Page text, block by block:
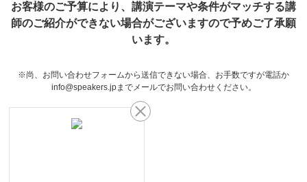
お客様のご予算により、講演テーマや条件がマッチする講
師のご紹介ができない場合がございますので予めご了承願
います。
※尚、お問い合わせフォームから送信できない場合、お手数ですが電話か
info@speakers.jpまでメールでお問い合わせください。